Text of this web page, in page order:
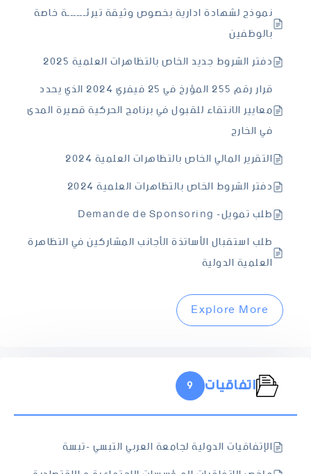
نموذج لشهادة ادارية بخصوص وثيقة تبرئــــــة خاصة
بالوظفين
دفتر الشروط جديد الخاص بالتظاهرات العلمية 2025
قرار رقم 255 المؤرخ في 25 فيفري 2024 الذي يحدد
معايير الانتقاء للقبول في برنامج الحركية قصيرة المدى
في الخارج
التقرير المالي الخاص بالتظاهرات العلمية 2024
دفتر الشروط الخاص بالتظاهرات العلمية 2024
طلب تمويل- Demande de Sponsoring
طلب استقبال الأساتذة الأجانب المشاركين في التظاهرة
العلمية الدولية
Explore More
اتفاقيات 9
الإتفاقيات الدولية لجامعة العربي التبسي -تبسة